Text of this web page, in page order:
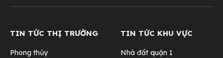
TIN TỨC THỊ TRƯỜNG
Phong thủy
TIN TỨC KHU VỰC
Nhà đất quận 1